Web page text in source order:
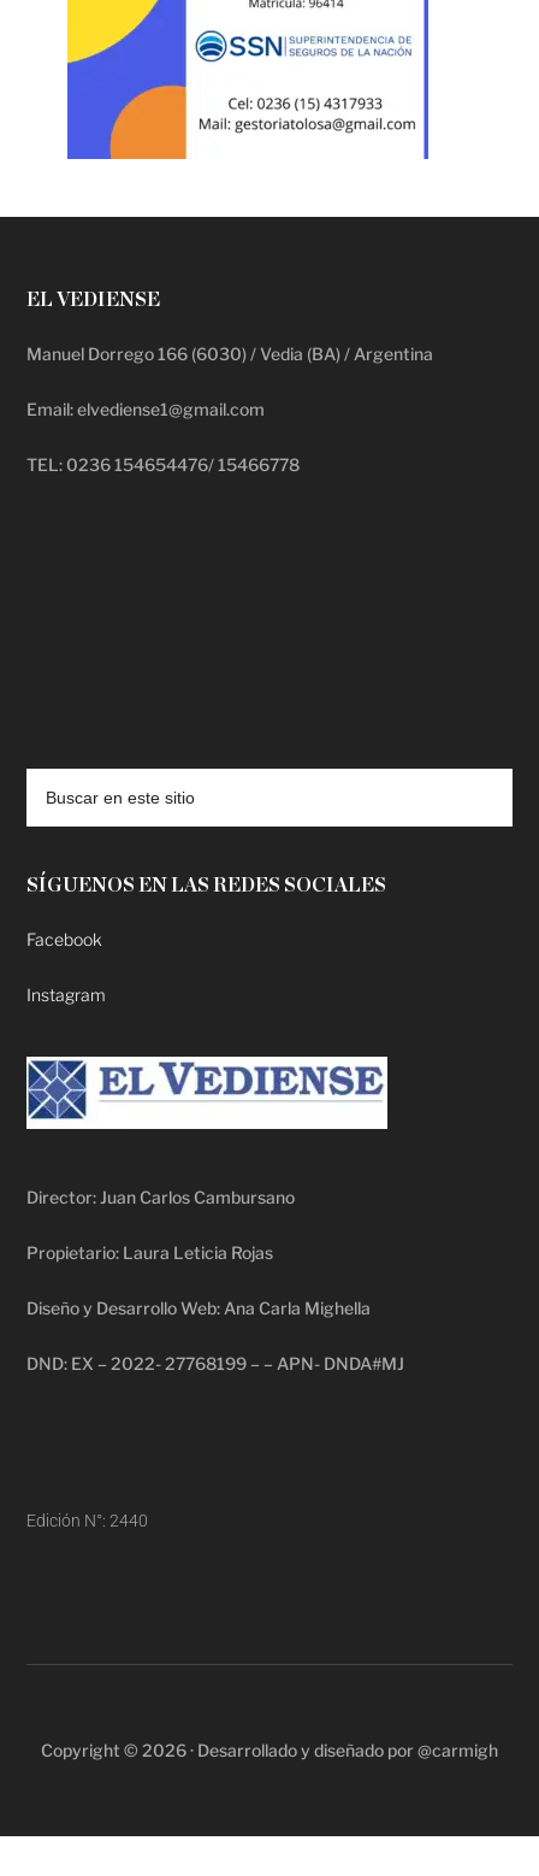
EL VEDIENSE
Manuel Dorrego 166 (6030) / Vedia (BA) / Argentina
Email: elvediense1@gmail.com
TEL: 0236 154654476/ 15466778
SÍGUENOS EN LAS REDES SOCIALES
Facebook
Instagram
Director: Juan Carlos Cambursano
Propietario: Laura Leticia Rojas
Diseño y Desarrollo Web: Ana Carla Mighella
DND: EX – 2022- 27768199 – – APN- DNDA#MJ
Edición N°: 2440
Copyright © 2026 · Desarrollado y diseñado por @carmigh